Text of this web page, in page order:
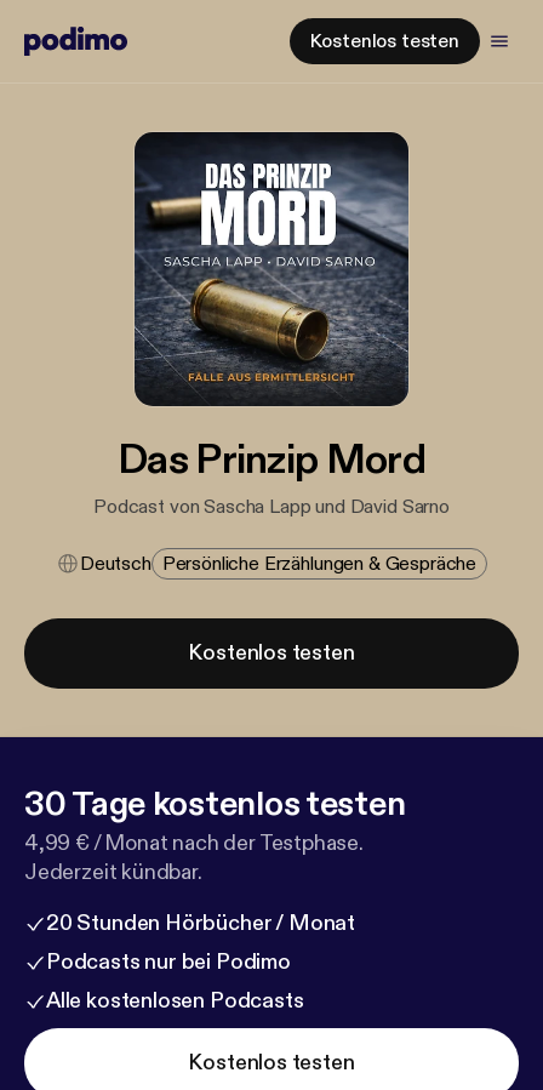
Kostenlos testen
Das Prinzip Mord
Podcast von Sascha Lapp und David Sarno
Deutsch Persönliche Erzählungen & Gespräche
Kostenlos testen
30 Tage kostenlos testen
4,99 € / Monat nach der Testphase.
Jederzeit kündbar.
20 Stunden Hörbücher / Monat
Podcasts nur bei Podimo
Alle kostenlosen Podcasts
Kostenlos testen